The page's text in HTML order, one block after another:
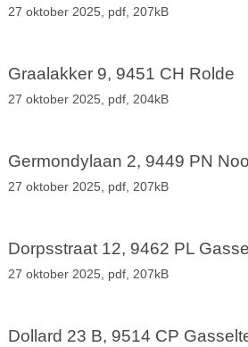
27 oktober 2025, pdf, 207kB
Graalakker 9, 9451 CH Rolde
27 oktober 2025, pdf, 204kB
Germondylaan 2, 9449 PN
27 oktober 2025, pdf, 207kB
Dorpsstraat 12, 9462 PL
27 oktober 2025, pdf, 207kB
Dollard 23 B, 9514 CP